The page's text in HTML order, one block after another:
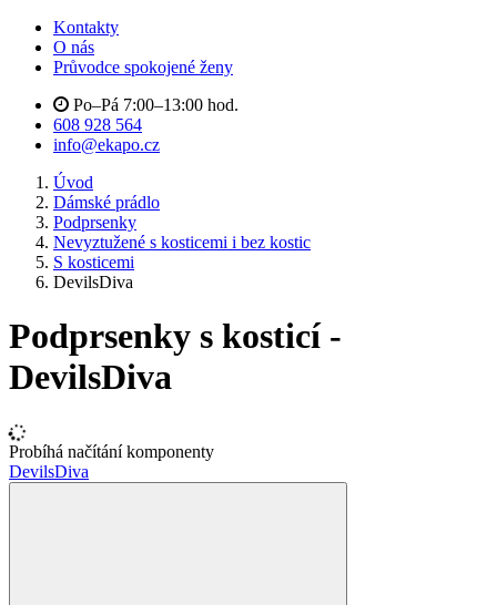
Kontakty
O nás
Průvodce spokojené ženy
Po–Pá 7:00–13:00 hod.
608 928 564
info@ekapo.cz
Úvod
Dámské prádlo
Podprsenky
Nevyztužené s kosticemi i bez kostic
S kosticemi
DevilsDiva
Podprsenky s kosticí -
DevilsDiva
Probíhá načítání komponenty
DevilsDiva